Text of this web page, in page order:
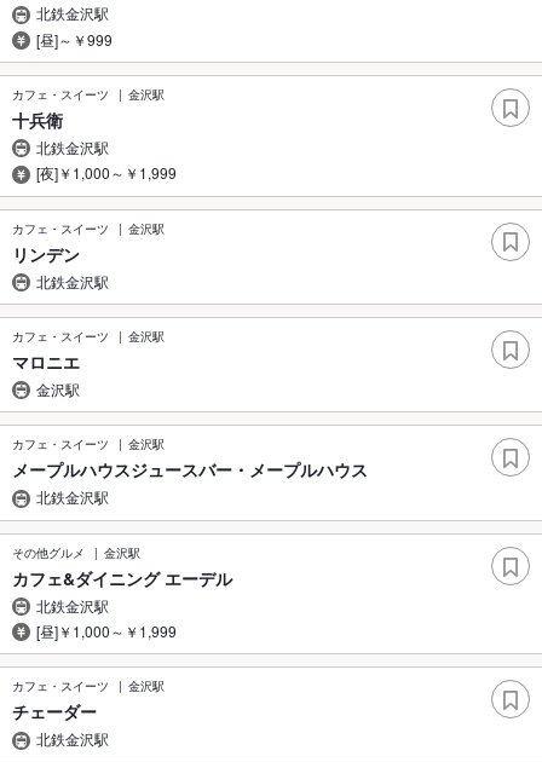
北鉄金沢駅
[昼]～￥999
カフェ・スイーツ 金沢駅
十兵衛
北鉄金沢駅
[夜]￥1,000～￥1,999
カフェ・スイーツ 金沢駅
リンデン
北鉄金沢駅
カフェ・スイーツ 金沢駅
マロニエ
金沢駅
カフェ・スイーツ 金沢駅
メープルハウスジュースバー・メープルハウス
北鉄金沢駅
その他グルメ 金沢駅
カフェ&ダイニング エーデル
北鉄金沢駅
[昼]￥1,000～￥1,999
カフェ・スイーツ 金沢駅
チェーダー
北鉄金沢駅